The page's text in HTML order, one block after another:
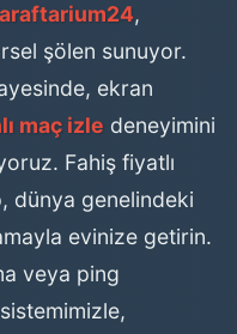
,
şölen sunuyor.
ekran
maç izle deneyimini
Fahiş fiyatlı
dünya genelindeki
evinize getirin.
veya ping